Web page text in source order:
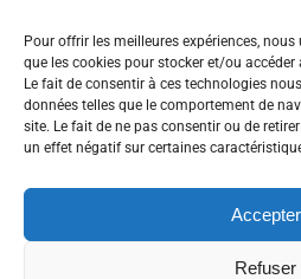
Pour offrir les meilleures expériences,
que les cookies pour stocker et/ou
Le fait de consentir à ces technologies
données telles que le comportement de
site. Le fait de ne pas consentir ou de
un effet négatif sur certaines
Accepter
Refuser
Mairie de Condrieu | Copyright © 2023 |